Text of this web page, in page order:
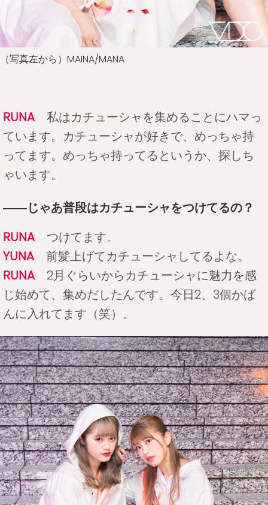
（写真左から）MAINA/MANA
RUNA私はカチューシャを集めることにハマっ
ています。カチューシャが好きで、めっちゃ持
ってます。めっちゃ持ってるというか、探しち
ゃいます。
――じゃあ普段はカチューシャをつけてるの？
RUNAつけてます。
YUNA前髪上げてカチューシャしてるよな。
RUNA2月ぐらいからカチューシャに魅力を感
じ始めて、集めだしたんです。今日2、3個かば
んに入れてます（笑）。